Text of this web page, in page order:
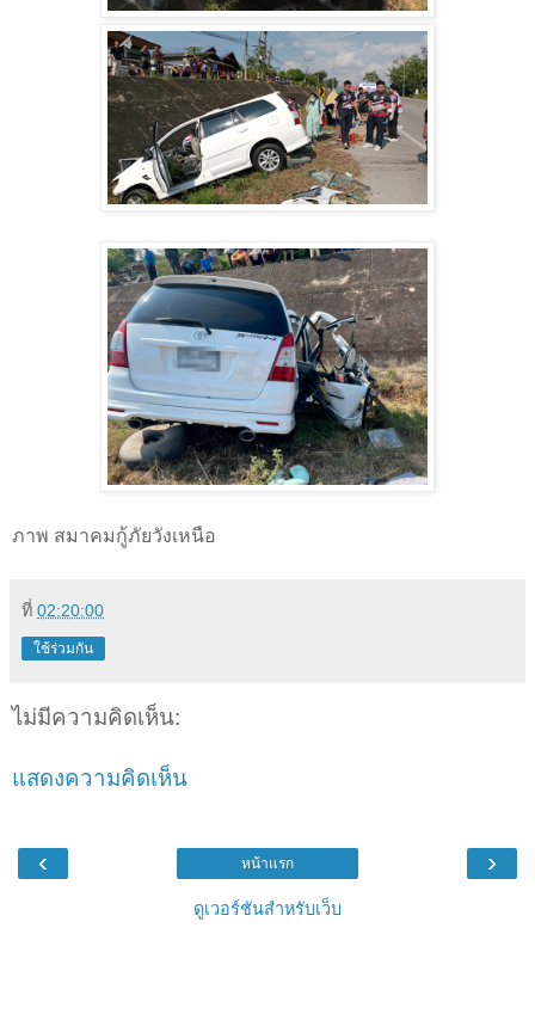
ภาพ สมาคมกู้ภัยวังเหนือ
ที่ 02:20:00
ใช้ร่วมกัน
ไม่มีความคิดเห็น:
แสดงความคิดเห็น
‹ ›
หน้าแรก
ดูเวอร์ชันสำหรับเว็บ